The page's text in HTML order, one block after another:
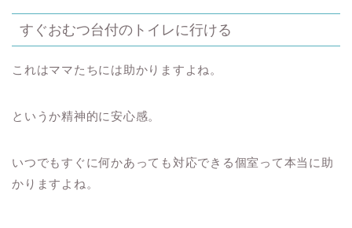
すぐおむつ台付のトイレに行ける
これはママたちには助かりますよね。
というか精神的に安心感。
いつでもすぐに何かあっても対応できる個室って本当に助
かりますよね。